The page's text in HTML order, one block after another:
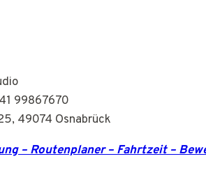
99867670
49074 Osnabrück
– Routenplaner – Fahrtzeit –